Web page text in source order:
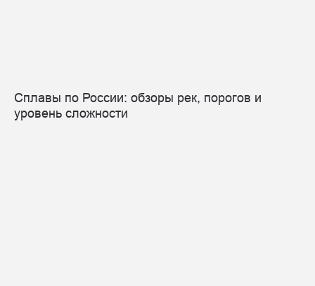
Сплавы по России: обзоры рек, порогов и
уровень сложности